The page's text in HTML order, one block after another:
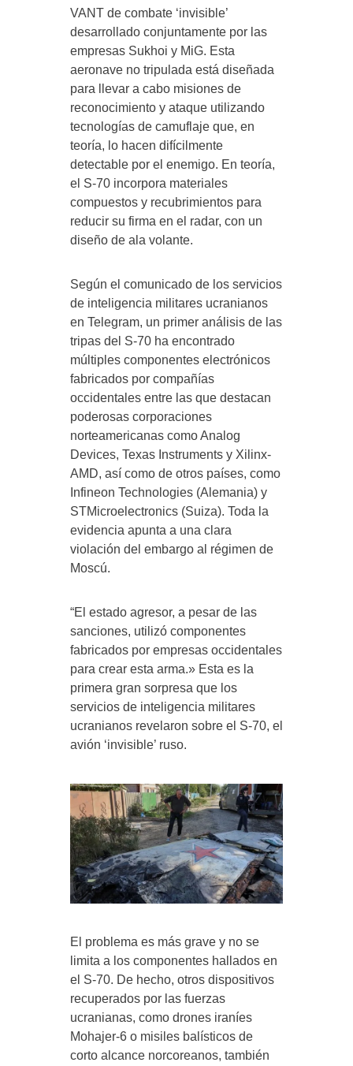
VANT de combate ‘invisible’
desarrollado conjuntamente por las
empresas Sukhoi y MiG. Esta
aeronave no tripulada está diseñada
para llevar a cabo misiones de
reconocimiento y ataque utilizando
tecnologías de camuflaje que, en
teoría, lo hacen difícilmente
detectable por el enemigo. En teoría,
el S-70 incorpora materiales
compuestos y recubrimientos para
reducir su firma en el radar, con un
diseño de ala volante.
Según el comunicado de los servicios
de inteligencia militares ucranianos
en Telegram, un primer análisis de las
tripas del S-70 ha encontrado
múltiples componentes electrónicos
fabricados por compañías
occidentales entre las que destacan
poderosas corporaciones
norteamericanas como Analog
Devices, Texas Instruments y Xilinx-
AMD, así como de otros países, como
Infineon Technologies (Alemania) y
STMicroelectronics (Suiza). Toda la
evidencia apunta a una clara
violación del embargo al régimen de
Moscú.
“El estado agresor, a pesar de las
sanciones, utilizó componentes
fabricados por empresas occidentales
para crear esta arma.» Esta es la
primera gran sorpresa que los
servicios de inteligencia militares
ucranianos revelaron sobre el S-70, el
avión ‘invisible’ ruso.
El problema es más grave y no se
limita a los componentes hallados en
el S-70. De hecho, otros dispositivos
recuperados por las fuerzas
ucranianas, como drones iraníes
Mohajer-6 o misiles balísticos de
corto alcance norcoreanos, también